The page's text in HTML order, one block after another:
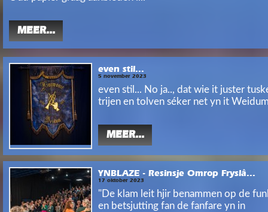
MEER...
even stil...
5 november 2023
even stil... No ja.., dat wie it juster
trijen en tolven séker net yn it
MEER...
YNBLAZE - Resinsje Omrop Fryslâ...
17 oktober 2023
"De klam leit hjir benammen op de
en betsjutting fan de fanfare yn in